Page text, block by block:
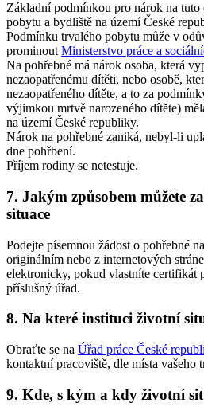
Základní podmínkou pro nárok na
pobytu a bydliště na území České
Podmínku trvalého pobytu může v
prominout Ministerstvo práce a
Na pohřebné má nárok osoba, která
nezaopatřenému dítěti, nebo osobě,
nezaopatřeného dítěte, a to za
výjimkou mrtvě narozeného dítěte)
na území České republiky.
Nárok na pohřebné zaniká, nebyl-li
dne pohřbení.
Příjem rodiny se netestuje.
7. Jakým způsobem můžete
situace
Podejte písemnou žádost o pohřebné
originálním nebo z internetových
elektronicky, pokud vlastníte certifikát
příslušný úřad.
8. Na které instituci životní
Obraťte se na Úřad práce České
kontaktní pracoviště, dle místa vašeho
9. Kde, s kým a kdy životní